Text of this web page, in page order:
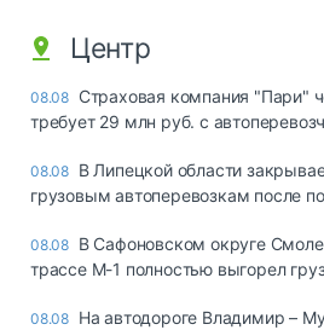
Центр
08.08 Страховая компания "Пари"
требует 29 млн руб. с
08.08 В Липецкой области
грузовым автоперевозкам после
08.08 В Сафоновском округе
трассе М-1 полностью выгорел
08.08 На автодороге Владимир –